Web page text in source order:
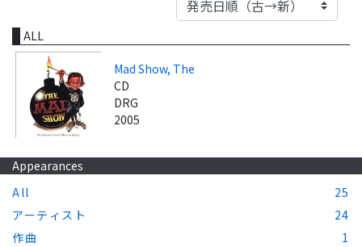
ALL
Mad Show, The
CD
DRG
2005
Appearances
All
25
アーティスト
24
作曲
1